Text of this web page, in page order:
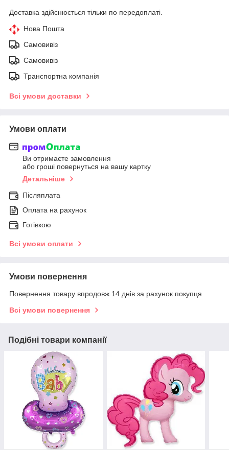
Доставка здійснюється тільки по передоплаті.
Нова Пошта
Самовивіз
Самовивіз
Транспортна компанія
Всі умови доставки
Умови оплати
Ви отримаєте замовлення
або гроші повернуться на вашу картку
Детальніше
Післяплата
Оплата на рахунок
Готівкою
Всі умови оплати
Умови повернення
Повернення товару впродовж 14 днів за рахунок покупця
Всі умови повернення
Подібні товари компанії